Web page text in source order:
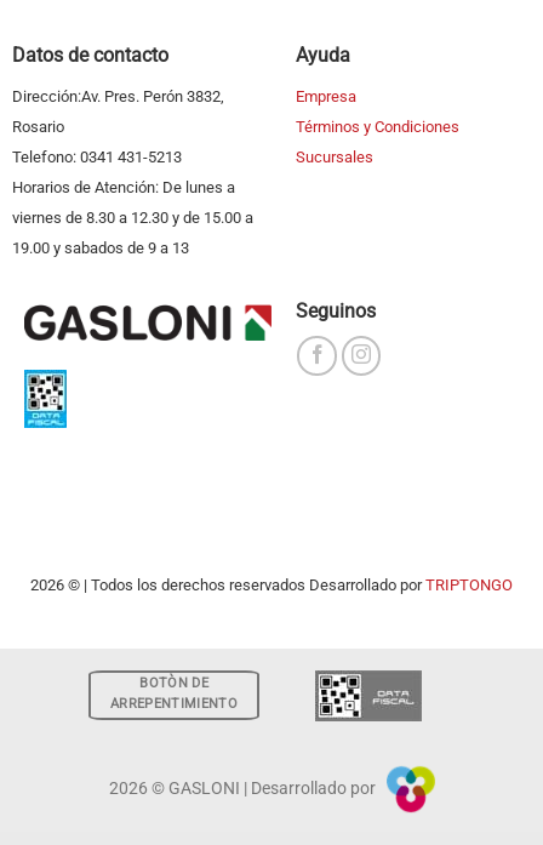
Datos de contacto
Dirección:Av. Pres. Perón 3832,
Rosario
Telefono: 0341 431-5213
Horarios de Atención: De lunes a
viernes de 8.30 a 12.30 y de 15.00 a
19.00 y sabados de 9 a 13
Ayuda
Empresa
Términos y Condiciones
Sucursales
Seguinos
2026 © | Todos los derechos reservados Desarrollado porTRIPTONGO
BOTÒN DE
ARREPENTIMIENTO
2026 © GASLONI | Desarrollado por